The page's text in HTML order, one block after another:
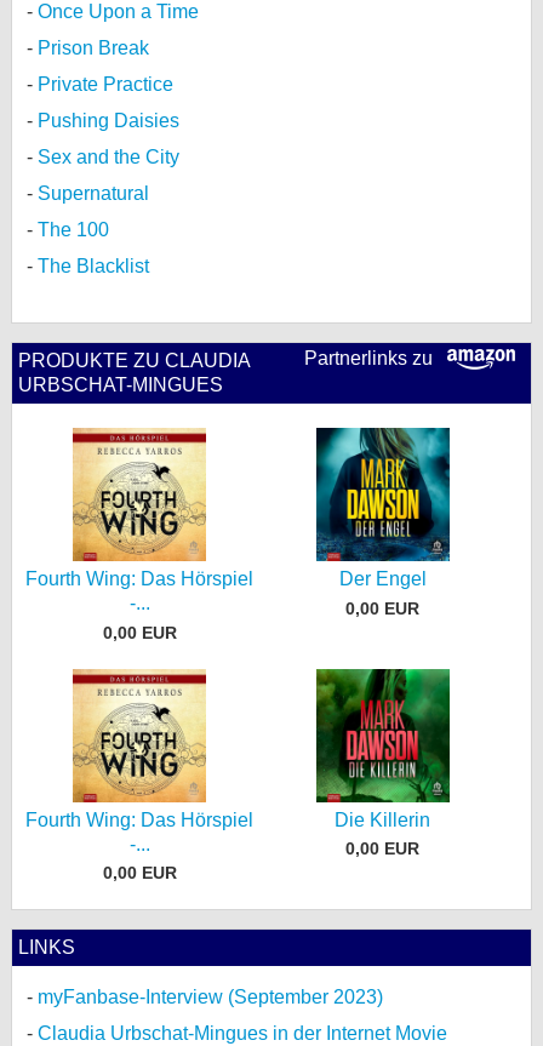
Once Upon a Time
Prison Break
Private Practice
Pushing Daisies
Sex and the City
Supernatural
The 100
The Blacklist
Partnerlinks zu
PRODUKTE ZU CLAUDIA
URBSCHAT-MINGUES
Fourth Wing: Das Hörspiel
-...
0,00 EUR
Der Engel
0,00 EUR
Fourth Wing: Das Hörspiel
-...
0,00 EUR
Die Killerin
0,00 EUR
LINKS
myFanbase-Interview (September 2023)
Claudia Urbschat-Mingues in der Internet Movie